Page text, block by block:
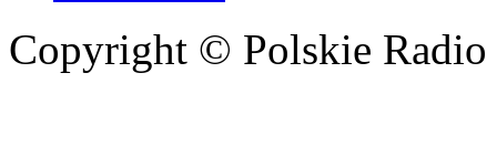
Copyright © Polskie